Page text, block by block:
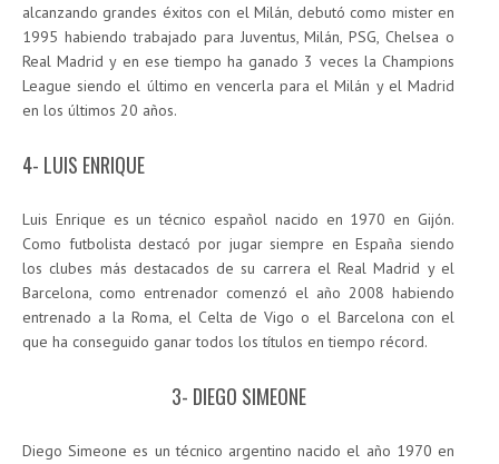
alcanzando grandes éxitos con el Milán, debutó como mister en
1995 habiendo trabajado para Juventus, Milán, PSG, Chelsea o
Real Madrid y en ese tiempo ha ganado 3 veces la Champions
League siendo el último en vencerla para el Milán y el Madrid
en los últimos 20 años.
4- LUIS ENRIQUE
Luis Enrique es un técnico español nacido en 1970 en Gijón.
Como futbolista destacó por jugar siempre en España siendo
los clubes más destacados de su carrera el Real Madrid y el
Barcelona, como entrenador comenzó el año 2008 habiendo
entrenado a la Roma, el Celta de Vigo o el Barcelona con el
que ha conseguido ganar todos los títulos en tiempo récord.
3- DIEGO SIMEONE
Diego Simeone es un técnico argentino nacido el año 1970 en